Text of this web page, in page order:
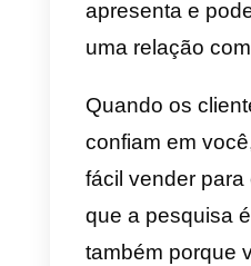
1)
De acordo
foram